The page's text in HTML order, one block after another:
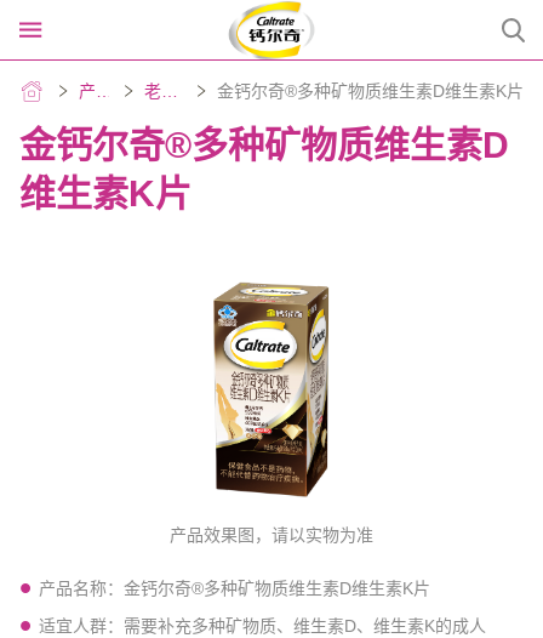
在线购买
首页
在线购买
骨健康贴身顾问搜索结果
联系我们
登陆/注册
儿童钙吸收
孕妇钙补充
成人加骨劲
老年钙生活
走进钙尔奇
老年钙生活 金钙尔奇®多种矿物质维生素D维生素K片
金钙尔奇®多种矿物质维生素D
维生素K片
产品效果图，请以实物为准
产品名称：金钙尔奇®多种矿物质维生素D维生素K片
适宜人群：需要补充多种矿物质、维生素D、维生素K的成人